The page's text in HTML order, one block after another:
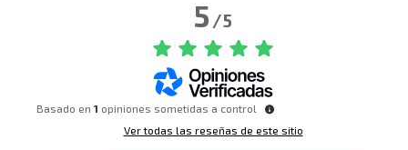
5/5
Basado en1 opiniones sometidas a control
Ver todas las reseñas de este sitio